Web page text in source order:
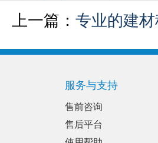
上一篇： 专业的建
服务与支持
售前咨询
售后平台